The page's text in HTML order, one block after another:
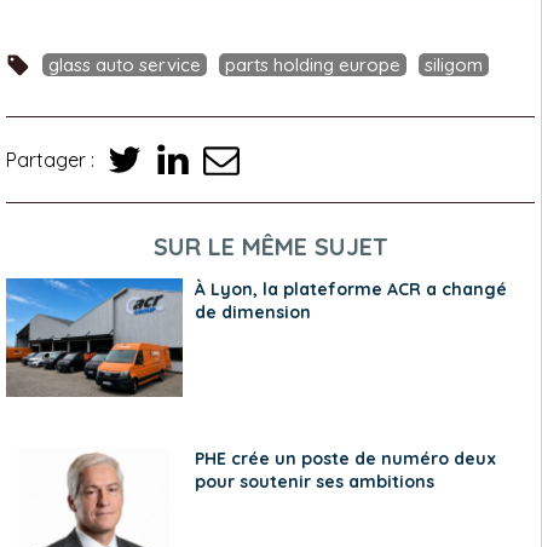
glass auto service parts holding europe siligom
Partager :
SUR LE MÊME SUJET
À Lyon, la plateforme ACR a changé
de dimension
PHE crée un poste de numéro deux
pour soutenir ses ambitions